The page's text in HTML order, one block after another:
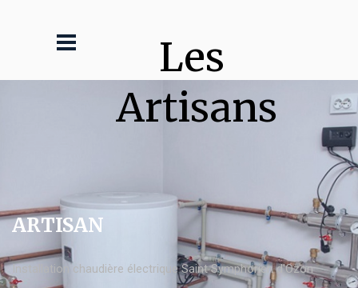
Les
Artisans
ARTISAN
Installation chaudière électrique Saint Symphorien d'Ozon